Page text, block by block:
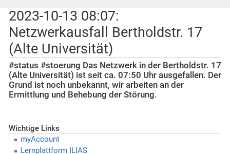
2023-10-13 08:07:
Netzwerkausfall Bertholdstr. 17
(Alte Universität)
#status #stoerung Das Netzwerk in der Bertholdstr. 17
(Alte Universität) ist seit ca. 07:50 Uhr ausgefallen. Der
Grund ist noch unbekannt, wir arbeiten an der
Ermittlung und Behebung der Störung.
Wichtige Links
myAccount
Lernplattform ILIAS